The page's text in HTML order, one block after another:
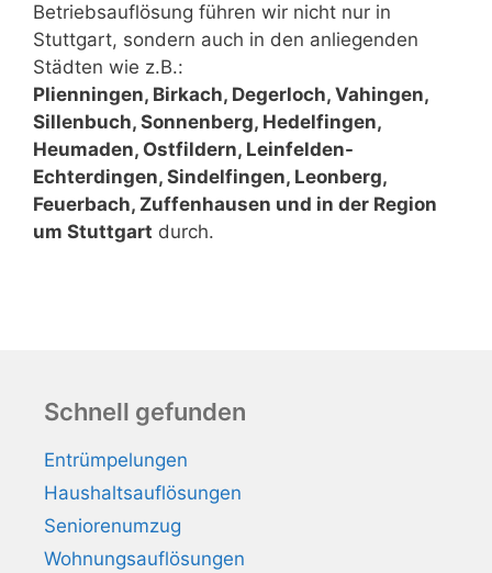
Betriebsauflösung führen wir nicht nur in
Stuttgart, sondern auch in den anliegenden
Städten wie z.B.:
Plienningen, Birkach, Degerloch, Vahingen,
Sillenbuch, Sonnenberg, Hedelfingen,
Heumaden, Ostfildern, Leinfelden-
Echterdingen, Sindelfingen, Leonberg,
Feuerbach, Zuffenhausen und in der Region
um Stuttgart durch.
Schnell gefunden
Entrümpelungen
Haushaltsauflösungen
Seniorenumzug
Wohnungsauflösungen